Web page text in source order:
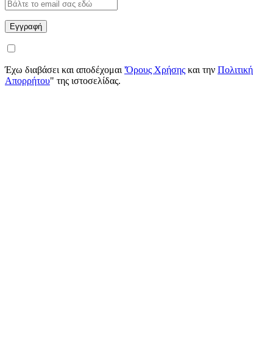
Έχω διαβάσει και αποδέχομαι 'Όρους Χρήσης και την Πολιτική
Απορρήτου" της ιστοσελίδας.